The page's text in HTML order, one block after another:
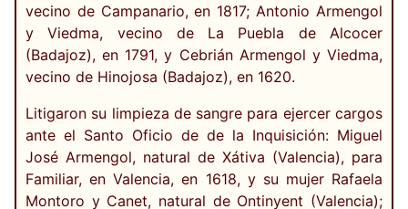
vecino de Campanario, en 1817; Antonio Armengol
y Viedma, vecino de La Puebla de Alcocer
(Badajoz), en 1791, y Cebrián Armengol y Viedma,
vecino de Hinojosa (Badajoz), en 1620.
Litigaron su limpieza de sangre para ejercer cargos
ante el Santo Oficio de de la Inquisición: Miguel
José Armengol, natural de Xátiva (Valencia), para
Familiar, en Valencia, en 1618, y su mujer Rafaela
Montoro y Canet, natural de Ontinyent (Valencia);